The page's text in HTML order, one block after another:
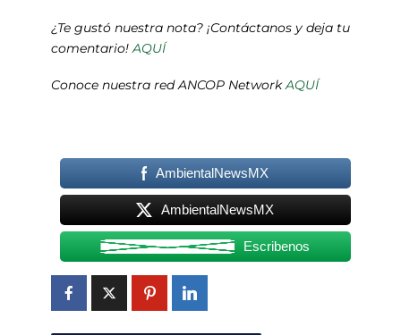
¿Te gustó nuestra nota? ¡Contáctanos y deja tu
comentario!AQUÍ
Conoce nuestra red ANCOP NetworkAQUÍ
AmbientalNewsMX
AmbientalNewsMX
Escribenos